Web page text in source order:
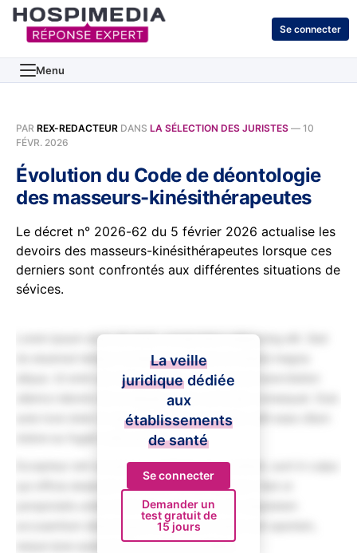
Se connecter
Menu
PAR REX-REDACTEUR DANS LA SÉLECTION DES JURISTES — 10
FÉVR. 2026
Évolution du Code de déontologie
des masseurs-kinésithérapeutes
Le décret n° 2026-62 du 5 février 2026 actualise les
devoirs des masseurs-kinésithérapeutes lorsque ces
derniers sont confrontés aux différentes situations de
sévices.
Lorem ipsum dolor sit amet, consectetur adipiscing elit. Sed
do eiusmod tempor incididunt ut labore et dolore magna
aliqua. Ut enim ad minim veniam, quis nostrud exercitation
ullamco laboris nisi ut aliquip ex ea commodo consequat. Duis
aute irure dolor in reprehenderit in voluptate velit esse cillum
dolore eu fugiat nulla pariatur.
Excepteur sint occaecat cupidatat non proident, sunt in culpa
qui officia deserunt mollit anim id est laborum. Sed ut
perspiciatis unde omnis iste natus error sit voluptatem
accusantium doloremque laudantium, totam rem aperiam,
eaque ipsa quae ab illo inventore veritatis.
La veille
juridique dédiée
aux
établissements
de santé
Se connecter
Demander un
test gratuit de
15 jours